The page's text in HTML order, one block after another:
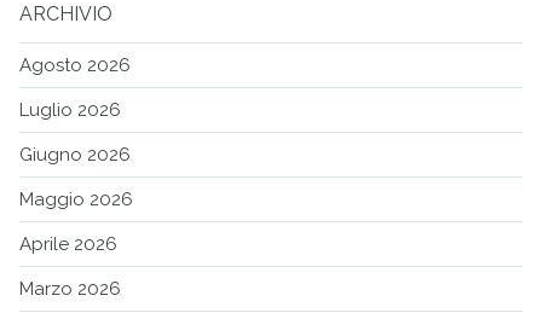
ARCHIVIO
Agosto 2026
Luglio 2026
Giugno 2026
Maggio 2026
Aprile 2026
Marzo 2026